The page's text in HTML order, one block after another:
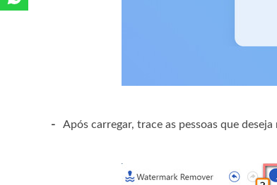
- Após carregar, trace as pessoas que